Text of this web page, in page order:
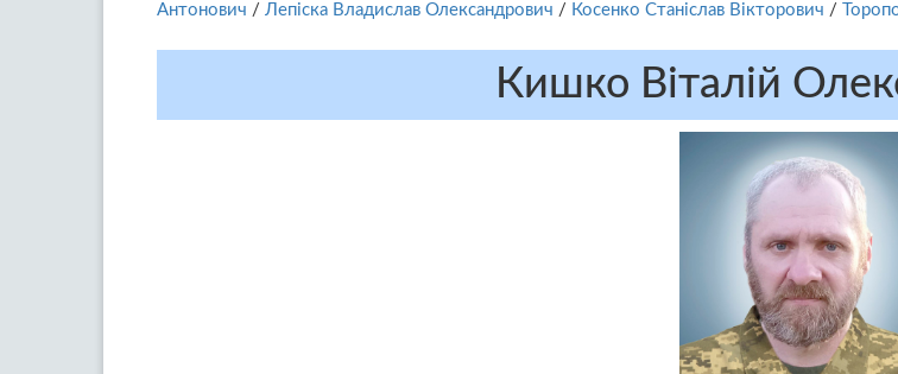
Антонович / Лепіска Владислав Олександрович / Косенко Станіслав Вікторович /
Кишко Віталій